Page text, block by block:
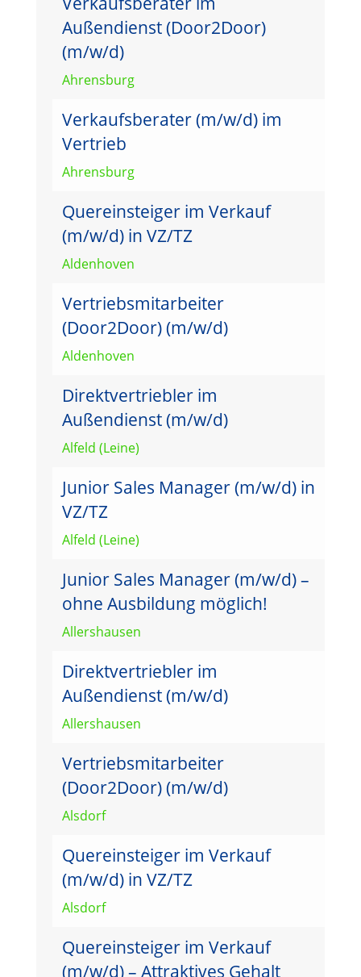
Außendienst (Door2Door)
(m/w/d)
Ahrensburg
Verkaufsberater (m/w/d) im
Vertrieb
Ahrensburg
Quereinsteiger im Verkauf
(m/w/d) in VZ/TZ
Aldenhoven
Vertriebsmitarbeiter
(Door2Door) (m/w/d)
Aldenhoven
Direktvertriebler im
Außendienst (m/w/d)
Alfeld (Leine)
Junior Sales Manager (m/w/d) in
VZ/TZ
Alfeld (Leine)
Junior Sales Manager (m/w/d) –
ohne Ausbildung möglich!
Allershausen
Direktvertriebler im
Außendienst (m/w/d)
Allershausen
Vertriebsmitarbeiter
(Door2Door) (m/w/d)
Alsdorf
Quereinsteiger im Verkauf
(m/w/d) in VZ/TZ
Alsdorf
Quereinsteiger im Verkauf
(m/w/d) – Attraktives Gehalt